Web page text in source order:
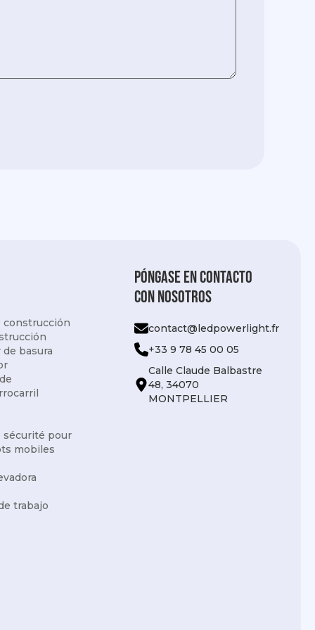
construcción
basura
sécurité pour
mobiles
trabajo
Póngase en contacto
con nosotros
contact@ledpowerlight.fr
+33 9 78 45 00 05
Calle Claude Balbastre
48, 34070
MONTPELLIER